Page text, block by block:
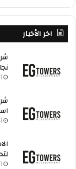
اخر الأخبار